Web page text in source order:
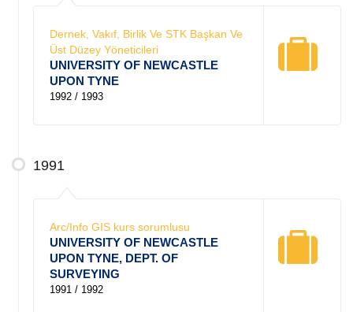
Dernek, Vakıf, Birlik Ve STK Başkan Ve
Üst Düzey Yöneticileri
UNIVERSITY OF NEWCASTLE
UPON TYNE
1992 / 1993
1991
Arc/Info GIS kurs sorumlusu
UNIVERSITY OF NEWCASTLE
UPON TYNE, DEPT. OF
SURVEYING
1991 / 1992